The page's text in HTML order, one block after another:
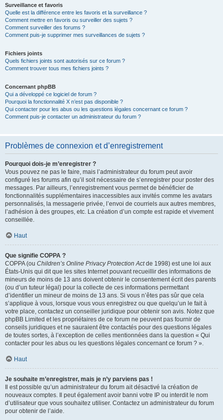
Surveillance et favoris
Quelle est la différence entre les favoris et la surveillance ?
Comment mettre en favoris ou surveiller des sujets ?
Comment surveiller des forums ?
Comment puis-je supprimer mes surveillances de sujets ?
Fichiers joints
Quels fichiers joints sont autorisés sur ce forum ?
Comment trouver tous mes fichiers joints ?
Concernant phpBB
Qui a développé ce logiciel de forum ?
Pourquoi la fonctionnalité X n’est pas disponible ?
Qui contacter pour les abus ou les questions légales concernant ce forum ?
Comment puis-je contacter un administrateur du forum ?
Problèmes de connexion et d’enregistrement
Pourquoi dois-je m’enregistrer ?
Vous pouvez ne pas le faire, mais l’administrateur du forum peut avoir
configuré les forums afin qu’il soit nécessaire de s’enregistrer pour poster des
messages. Par ailleurs, l’enregistrement vous permet de bénéficier de
fonctionnalités supplémentaires inaccessibles aux invités comme les avatars
personnalisés, la messagerie privée, l’envoi de courriels aux autres membres,
l’adhésion à des groupes, etc. La création d’un compte est rapide et vivement
conseillée.
Haut
Que signifie COPPA ?
COPPA (ou Children’s Online Privacy Protection Actde 1998) est une loi aux
États-Unis qui dit que les sites Internet pouvant recueillir des informations de
mineurs de moins de 13 ans doivent obtenir le consentement écrit des parents
(ou d’un tuteur légal) pour la collecte de ces informations permettant
d’identifier un mineur de moins de 13 ans. Si vous n’êtes pas sûr que cela
s’applique à vous, lorsque vous vous enregistrez ou que quelqu’un le fait à
votre place, contactez un conseiller juridique pour obtenir son avis. Notez que
phpBB Limited et les propriétaires de ce forum ne peuvent pas fournir de
conseils juridiques et ne sauraient être contactés pour des questions légales
de toutes sortes, à l’exception de celles mentionnées dans la question « Qui
contacter pour les abus ou les questions légales concernant ce forum ? ».
Haut
Je souhaite m’enregistrer, mais je n’y parviens pas !
Il est possible qu’un administrateur du forum ait désactivé la création de
nouveaux comptes. Il peut également avoir banni votre IP ou interdit le nom
d’utilisateur que vous souhaitez utiliser. Contactez un administrateur du forum
pour obtenir de l’aide.